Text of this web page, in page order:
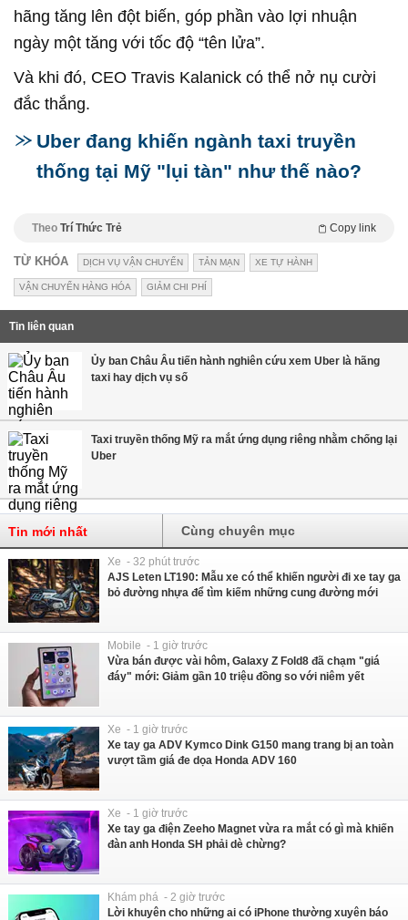
hãng tăng lên đột biến, góp phần vào lợi nhuận
ngày một tăng với tốc độ “tên lửa”.
Và khi đó, CEO Travis Kalanick có thể nở nụ cười
đắc thắng.
Uber đang khiến ngành taxi truyền
thống tại Mỹ "lụi tàn" như thế nào?
Theo Trí Thức Trẻ Copy link
TỪ KHÓA DỊCH VỤ VẬN CHUYỂN TẢN MẠN XE TỰ HÀNH
VẬN CHUYỂN HÀNG HÓA GIẢM CHI PHÍ
Tin liên quan
Ủy ban Châu Âu tiến hành nghiên cứu xem Uber là hãng
taxi hay dịch vụ số
Taxi truyền thống Mỹ ra mắt ứng dụng riêng nhằm chống lại
Uber
Tin mới nhất Cùng chuyên mục
Xe - 32 phút trước
AJS Leten LT190: Mẫu xe có thể khiến người đi xe tay ga
bỏ đường nhựa để tìm kiếm những cung đường mới
Mobile - 1 giờ trước
Vừa bán được vài hôm, Galaxy Z Fold8 đã chạm "giá
đáy" mới: Giảm gần 10 triệu đồng so với niêm yết
Xe - 1 giờ trước
Xe tay ga ADV Kymco Dink G150 mang trang bị an toàn
vượt tầm giá đe dọa Honda ADV 160
Xe - 1 giờ trước
Xe tay ga điện Zeeho Magnet vừa ra mắt có gì mà khiến
đàn anh Honda SH phải dè chừng?
Khám phá - 2 giờ trước
Lời khuyên cho những ai có iPhone thường xuyên báo